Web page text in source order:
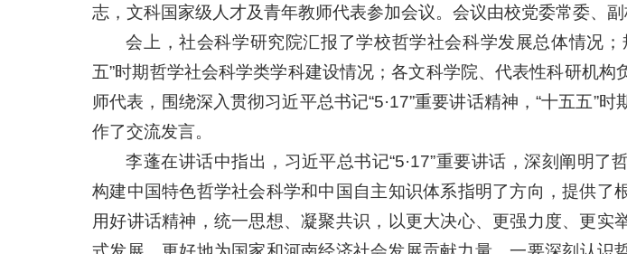
志，文科国家级人才及青年教师代表参加会议。会议由校党委常委、副
会上，社会科学研究院汇报了学校哲学社会科学发展总体情况；
五”时期哲学社会科学类学科建设情况；各文科学院、代表性科研机构
师代表，围绕深入贯彻习近平总书记“5·17”重要讲话精神，“十五五”
作了交流发言。
李蓬在讲话中指出，习近平总书记“5·17”重要讲话，深刻阐明了
构建中国特色哲学社会科学和中国自主知识体系指明了方向，提供了
用好讲话精神，统一思想、凝聚共识，以更大决心、更强力度、更实